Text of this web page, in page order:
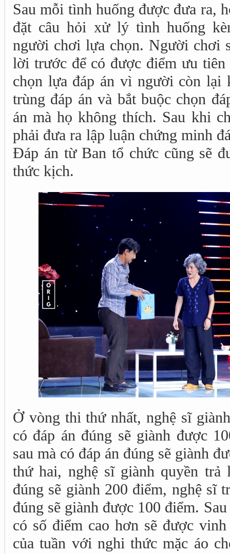
Sau mỗi tình huống được đưa ra,
đặt câu hỏi xử lý tình huống
người chơi lựa chọn. Người chơi
lời trước để có được điểm ưu
chọn lựa đáp án vì người còn lại
trùng đáp án và bắt buộc chọn
án mà họ không thích. Sau khi
phải đưa ra lập luận chứng minh
Đáp án từ Ban tổ chức cũng sẽ
thức kịch.
Ở vòng thi thứ nhất, nghệ sĩ
có đáp án đúng sẽ giành được
sau mà có đáp án đúng sẽ giành
thứ hai, nghệ sĩ giành quyền
đúng sẽ giành 200 điểm, nghệ sĩ
đúng sẽ giành được 100 điểm.
có số điểm cao hơn sẽ được
của tuần với nghi thức mặc áo